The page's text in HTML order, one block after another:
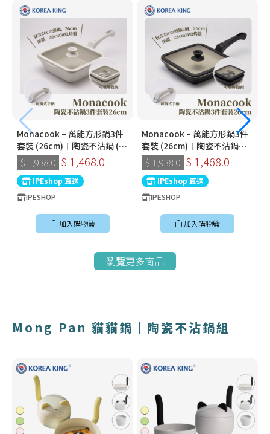
Monacook – 萬能方形鍋3件
套裝 (26cm)〡陶瓷不沾鍋 (米
白色) | 韓國製可拆式手柄鍋
$ 1,938.0 $ 1,468.0
IPEshop 直送
IPESHOP
加入購物籃
Monacook – 萬能方形鍋3件
套裝 (26cm)〡陶瓷不沾鍋
(2026全新炭黑色) | 韓國製可
拆式手柄鍋
$ 1,938.0 $ 1,468.0
IPEshop 直送
IPESHOP
加入購物籃
瀏覽更多商品
Mong Pan 貓貓鍋｜陶瓷不沾鍋組